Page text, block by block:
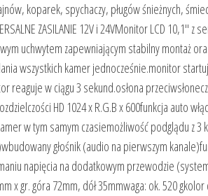
koparek, spychaczy, pługów śnieżnych,
ZASILANIE 12V i 24VMonitor LCD 10,1″ z
uchwytem zapewniającym stabilny montaż
wszystkich kamer jednocześnie.monitor
w ciągu 3 sekund.osłona
HD 1024 x R.G.B x 600funkcja auto
w tym samym czasiemożliwość podglądu z
głośnik (audio na pierwszym
napięcia na dodatkowym przewodzie
x gr. góra 72mm, dół 35mmwaga: ok. 520